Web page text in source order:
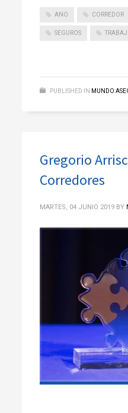
ANO CORREDOR
SEGUROS
PUBLISHED IN MUNDO
Gregorio
Corredores
MARTES, 04 JUNIO 2019 BY